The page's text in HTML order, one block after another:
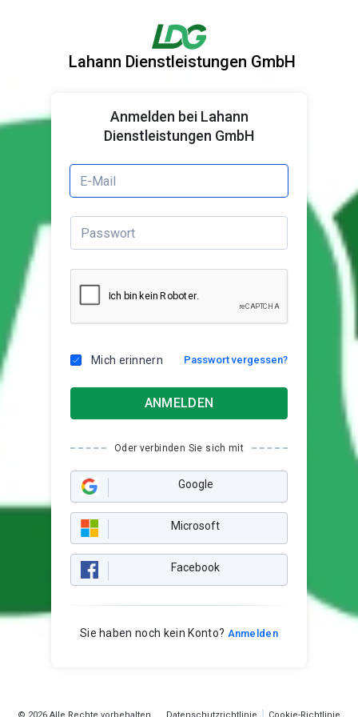
Lahann Dienstleistungen GmbH
Anmelden bei Lahann
Dienstleistungen GmbH
Mich erinnern Passwort vergessen?
ANMELDEN
Oder verbinden Sie sich mit
Google
Microsoft
Facebook
Sie haben noch kein Konto? Anmelden